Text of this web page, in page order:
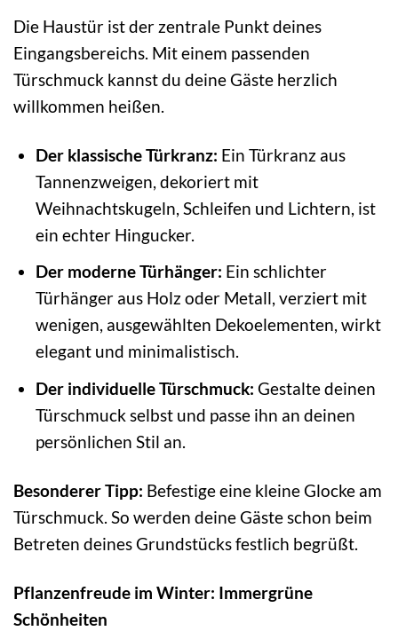
Die Haustür ist der zentrale Punkt deines
Eingangsbereichs. Mit einem passenden
Türschmuck kannst du deine Gäste herzlich
willkommen heißen.
Der klassische Türkranz: Ein Türkranz aus
Tannenzweigen, dekoriert mit
Weihnachtskugeln, Schleifen und Lichtern, ist
ein echter Hingucker.
Der moderne Türhänger: Ein schlichter
Türhänger aus Holz oder Metall, verziert mit
wenigen, ausgewählten Dekoelementen, wirkt
elegant und minimalistisch.
Der individuelle Türschmuck: Gestalte deinen
Türschmuck selbst und passe ihn an deinen
persönlichen Stil an.
Besonderer Tipp: Befestige eine kleine Glocke am
Türschmuck. So werden deine Gäste schon beim
Betreten deines Grundstücks festlich begrüßt.
Pflanzenfreude im Winter: Immergrüne
Schönheiten